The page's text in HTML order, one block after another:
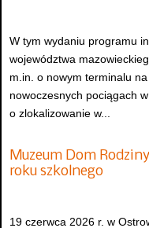
W tym wydaniu programu
województwa
m.in. o nowym terminalu
nowoczesnych pociągach
o zlokalizowanie w...
Muzeum Dom
roku szkolnego
19 czerwca 2026 r. w